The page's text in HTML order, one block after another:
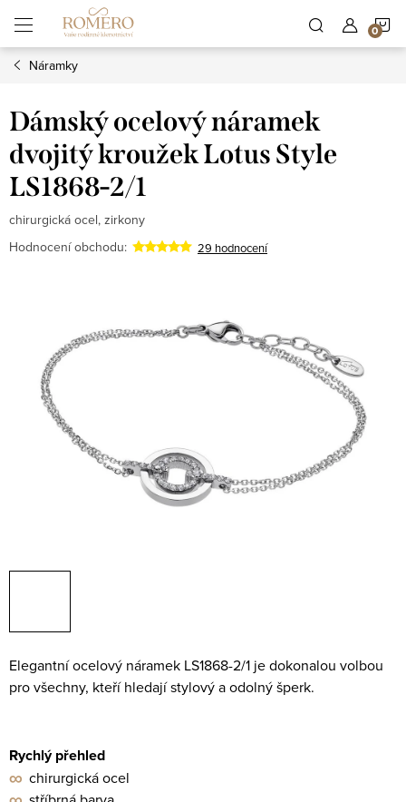
obsah
Náramky
Dámský ocelový náramek
dvojitý kroužek Lotus Style
LS1868-2/1
chirurgická ocel, zirkony
Hodnocení obchodu:
29 hodnocení
Elegantní ocelový náramek LS1868-2/1 je dokonalou volbou
pro všechny, kteří hledají stylový a odolný šperk.
Rychlý přehled
∞ chirurgická ocel